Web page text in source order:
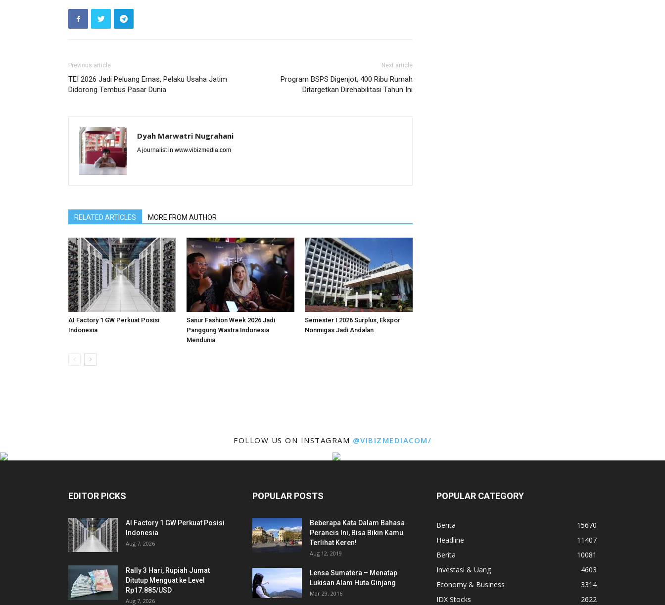
Previous article
TEI 2026 Jadi Peluang Emas, Pelaku Usaha Jatim
Didorong Tembus Pasar Dunia
Next article
Program BSPS Digenjot, 400 Ribu Rumah
Ditargetkan Direhabilitasi Tahun Ini
Dyah Marwatri Nugrahani
A journalist in www.vibizmedia.com
RELATED ARTICLES MORE FROM AUTHOR
AI Factory 1 GW Perkuat Posisi
Indonesia
Sanur Fashion Week 2026 Jadi
Panggung Wastra Indonesia
Mendunia
Semester I 2026 Surplus, Ekspor
Nonmigas Jadi Andalan
FOLLOW US ON INSTAGRAM @VIBIZMEDIACOM/
EDITOR PICKS
AI Factory 1 GW Perkuat Posisi
Indonesia
Aug 7, 2026
Rally 3 Hari, Rupiah Jumat
Ditutup Menguat ke Level
Rp17.885/USD
Aug 7, 2026
POPULAR POSTS
Beberapa Kata Dalam Bahasa
Perancis Ini, Bisa Bikin Kamu
Terlihat Keren!
Aug 12, 2019
Lensa Sumatera – Menatap
Lukisan Alam Huta Ginjang
Mar 29, 2016
POPULAR CATEGORY
Berita
15670
Headline
11407
Berita
10081
Investasi & Uang
4603
Economy & Business
3314
IDX Stocks
2622